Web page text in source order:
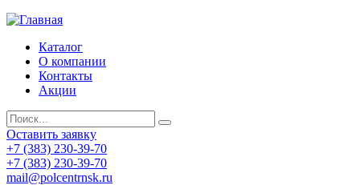
Каталог
О компании
Контакты
Акции
Оставить заявку
+7 (383) 230-39-70
+7 (383) 230-39-70
mail@polcentrnsk.ru